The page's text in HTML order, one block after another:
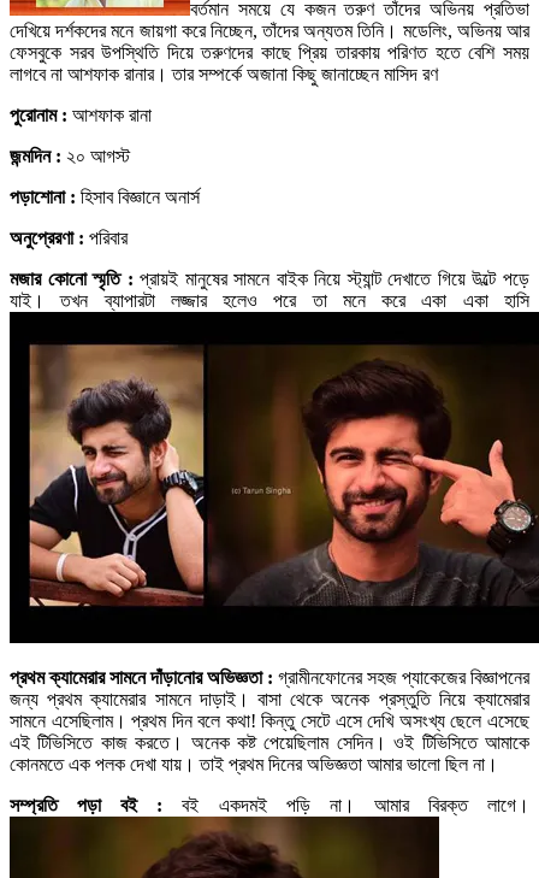
বর্তমান সময়ে যে কজন তরুণ তাঁদের অভিনয় প্রতিভা
দেখিয়ে দর্শকদের মনে জায়গা করে নিচ্ছেন, তাঁদের অন্যতম তিনি। মডেলিং, অভিনয় আর
ফেসবুকে সরব উপস্থিতি দিয়ে তরুণদের কাছে প্রিয় তারকায় পরিণত হতে বেশি সময়
লাগবে না আশফাক রানার। তার সম্পর্কে অজানা কিছু জানাচ্ছেন মাসিদ রণ
পুরোনাম : আশফাক রানা
জন্মদিন : ২০ আগস্ট
পড়াশোনা : হিসাব বিজ্ঞানে অনার্স
অনুপ্রেরণা : পরিবার
মজার কোনো স্মৃতি : প্রায়ই মানুষের সামনে বাইক নিয়ে স্ট্যান্ট দেখাতে গিয়ে উল্টে পড়ে
যাই। তখন ব্যাপারটা লজ্জার হলেও পরে তা মনে করে একা একা হাসি
প্রথম ক্যামেরার সামনে দাঁড়ানোর অভিজ্ঞতা : গ্রামীনফোনের সহজ প্যাকেজের বিজ্ঞাপনের
জন্য প্রথম ক্যামেরার সামনে দাড়াই। বাসা থেকে অনেক প্রস্তুতি নিয়ে ক্যামেরার
সামনে এসেছিলাম। প্রথম দিন বলে কথা! কিন্তু সেটে এসে দেখি অসংখ্য ছেলে এসেছে
এই টিভিসিতে কাজ করতে। অনেক কষ্ট পেয়েছিলাম সেদিন। ওই টিভিসিতে আমাকে
কোনমতে এক পলক দেখা যায়। তাই প্রথম দিনের অভিজ্ঞতা আমার ভালো ছিল না।
সম্প্রতি পড়া বই : বই একদমই পড়ি না। আমার বিরক্ত লাগে।